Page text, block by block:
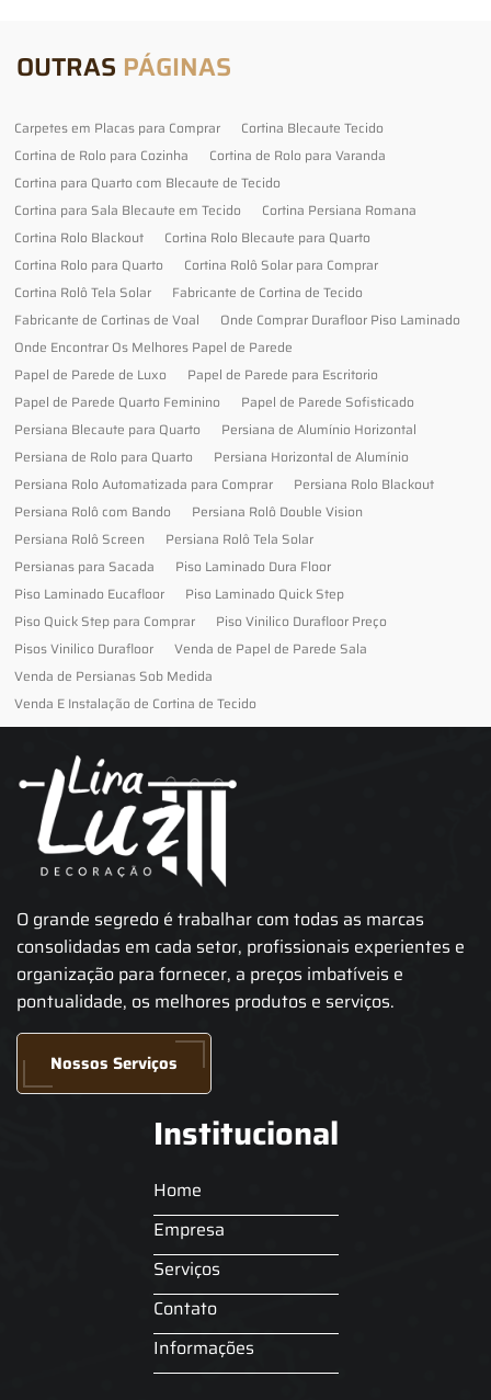
OUTRAS PÁGINAS
Carpetes em Placas para Comprar
Cortina Blecaute Tecido
Cortina de Rolo para Cozinha
Cortina de Rolo para Varanda
Cortina para Quarto com Blecaute de Tecido
Cortina para Sala Blecaute em Tecido
Cortina Persiana Romana
Cortina Rolo Blackout
Cortina Rolo Blecaute para Quarto
Cortina Rolo para Quarto
Cortina Rolô Solar para Comprar
Cortina Rolô Tela Solar
Fabricante de Cortina de Tecido
Fabricante de Cortinas de Voal
Onde Comprar Durafloor Piso Laminado
Onde Encontrar Os Melhores Papel de Parede
Papel de Parede de Luxo
Papel de Parede para Escritorio
Papel de Parede Quarto Feminino
Papel de Parede Sofisticado
Persiana Blecaute para Quarto
Persiana de Alumínio Horizontal
Persiana de Rolo para Quarto
Persiana Horizontal de Alumínio
Persiana Rolo Automatizada para Comprar
Persiana Rolo Blackout
Persiana Rolô com Bando
Persiana Rolô Double Vision
Persiana Rolô Screen
Persiana Rolô Tela Solar
Persianas para Sacada
Piso Laminado Dura Floor
Piso Laminado Eucafloor
Piso Laminado Quick Step
Piso Quick Step para Comprar
Piso Vinilico Durafloor Preço
Pisos Vinilico Durafloor
Venda de Papel de Parede Sala
Venda de Persianas Sob Medida
Venda E Instalação de Cortina de Tecido
O grande segredo é trabalhar com todas as marcas
consolidadas em cada setor, profissionais experientes e
organização para fornecer, a preços imbatíveis e
pontualidade, os melhores produtos e serviços.
Nossos Serviços
Institucional
Home
Empresa
Serviços
Contato
Informações